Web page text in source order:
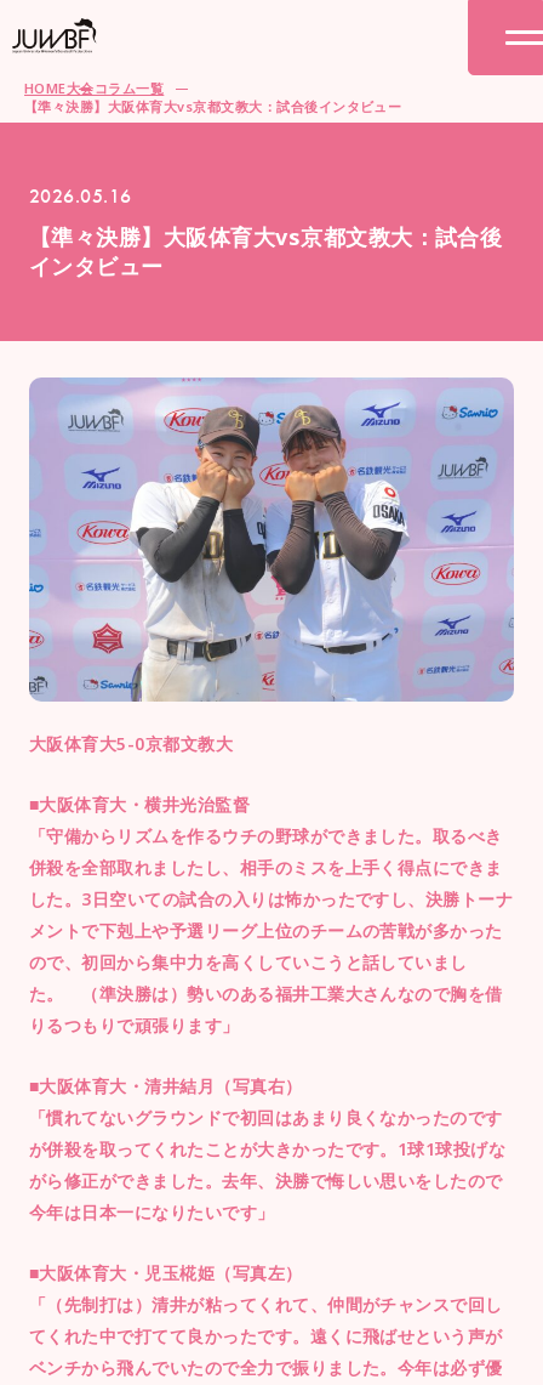
HOME大会コラム一覧
【準々決勝】大阪体育大vs京都文教大：試合後インタビュー
2026.05.16
【準々決勝】大阪体育大vs京都文教大：試合後
インタビュー
大阪体育大5-0京都文教大
■大阪体育大・横井光治監督
「守備からリズムを作るウチの野球ができました。取るべき
併殺を全部取れましたし、相手のミスを上手く得点にできま
した。3日空いての試合の入りは怖かったですし、決勝トーナ
メントで下剋上や予選リーグ上位のチームの苦戦が多かった
ので、初回から集中力を高くしていこうと話していまし
た。 （準決勝は）勢いのある福井工業大さんなので胸を借
りるつもりで頑張ります」
■大阪体育大・清井結月（写真右）
「慣れてないグラウンドで初回はあまり良くなかったのです
が併殺を取ってくれたことが大きかったです。1球1球投げな
がら修正ができました。去年、決勝で悔しい思いをしたので
今年は日本一になりたいです」
■大阪体育大・児玉椛姫（写真左）
「（先制打は）清井が粘ってくれて、仲間がチャンスで回し
てくれた中で打てて良かったです。遠くに飛ばせという声が
ベンチから飛んでいたので全力で振りました。今年は必ず優